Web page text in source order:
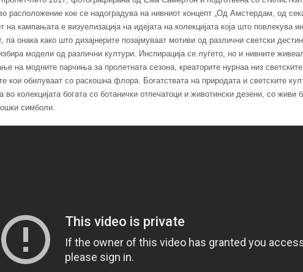
расположение кое се надоградува на нивниот концепт „Од Амстердам, од
на кампањата е визуелизација на идејата на колекцијата која што повлекува
па онака како што дизајнерите позајмуваат мотиви од различни светски
модели од различни култури. Инспирација се луѓето, но и нивните
на модните парчиња за пролетната сезона, креаторите нурнаа низ
кои обилуваат со раскошна флора. Богатствата на природата и светските
во колекцијата богата со ботанички отпечатоци и животински дезени, со живи
симболи.